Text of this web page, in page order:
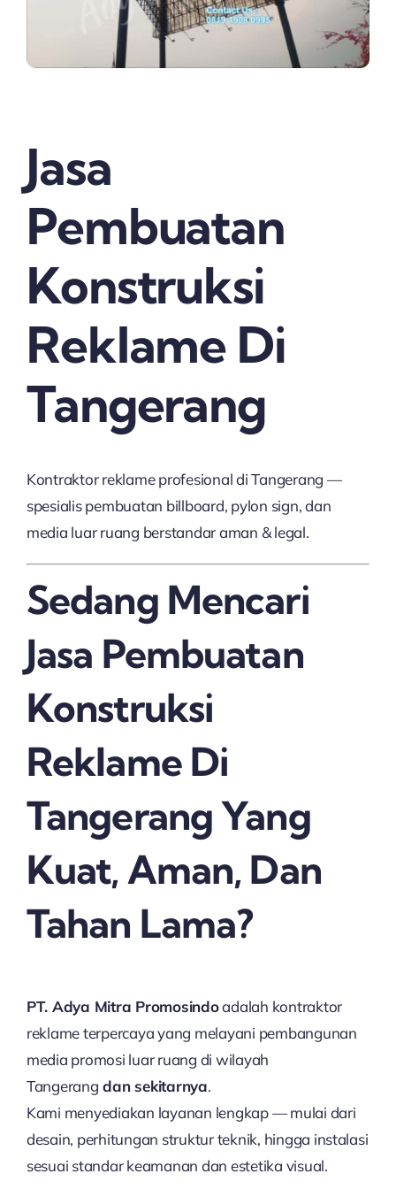
Jasa
Pembuatan
Konstruksi
Reklame Di
Tangerang
Kontraktor reklame profesional di Tangerang —
spesialis pembuatan billboard, pylon sign, dan
media luar ruang berstandar aman & legal.
Sedang Mencari
Jasa Pembuatan
Konstruksi
Reklame Di
Tangerang Yang
Kuat, Aman, Dan
Tahan Lama?
PT. Adya Mitra Promosindoadalah kontraktor
reklame terpercaya yang melayani pembangunan
media promosi luar ruang di wilayah
Tangerang dan sekitarnya.
Kami menyediakan layanan lengkap — mulai dari
desain, perhitungan struktur teknik, hingga instalasi
sesuai standar keamanan dan estetika visual.